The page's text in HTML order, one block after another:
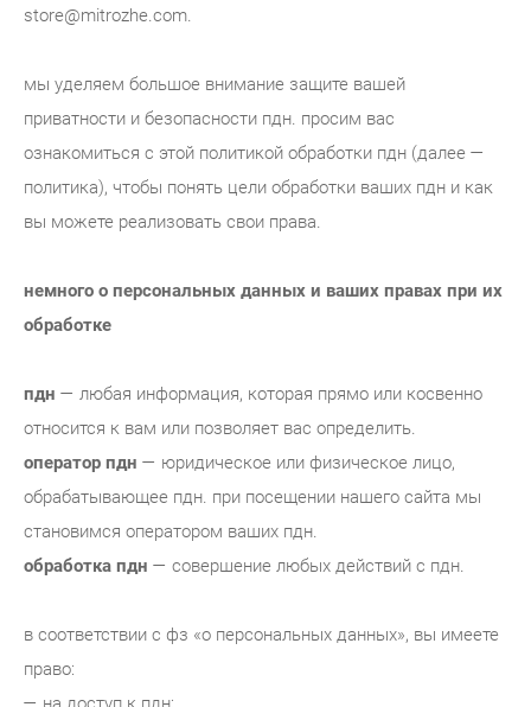
store@mitrozhe.com.
мы уделяем большое внимание защите вашей
приватности и безопасности пдн. просим вас
ознакомиться с этой политикой обработки пдн (далее —
политика), чтобы понять цели обработки ваших пдн и как
вы можете реализовать свои права.
немного о персональных данных и ваших правах при их
обработке
пдн — любая информация, которая прямо или косвенно
относится к вам или позволяет вас определить.
оператор пдн — юридическое или физическое лицо,
обрабатывающее пдн. при посещении нашего сайта мы
становимся оператором ваших пдн.
обработка пдн — совершение любых действий с пдн.
в соответствии с фз «о персональных данных», вы имеете
право:
— на доступ к пдн;